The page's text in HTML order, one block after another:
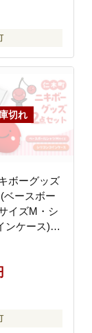
ゆるキャラ
小物 日用
観光協会]
ボーグッズ
ベースボー
イズM・シ
ンケース)【
用品 さく